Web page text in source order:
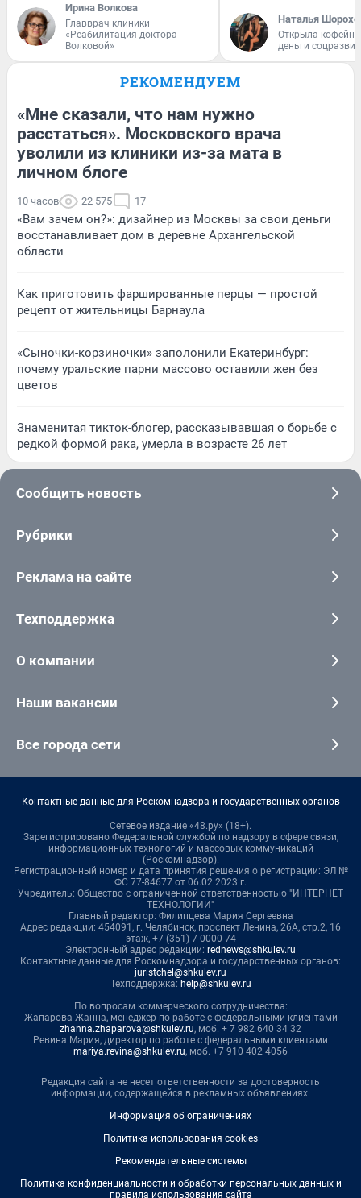
Ирина Волкова
Главврач клиники
«Реабилитация доктора
Волковой»
Наталья
Открыла
деньги
РЕКОМЕНДУЕМ
«Мне сказали, что нам нужно
расстаться». Московского врача
уволили из клиники из-за мата в
личном блоге
10 часов 22 575 17
«Вам зачем он?»: дизайнер из Москвы за свои деньги
восстанавливает дом в деревне Архангельской
области
Как приготовить фаршированные перцы — простой
рецепт от жительницы Барнаула
«Сыночки-корзиночки» заполонили Екатеринбург:
почему уральские парни массово оставили жен без
цветов
Знаменитая тикток-блогер, рассказывавшая о борьбе с
редкой формой рака, умерла в возрасте 26 лет
Сообщить новость
Рубрики
Реклама на сайте
Техподдержка
О компании
Наши вакансии
Все города сети
Контактные данные для Роскомнадзора и государственных органов
Сетевое издание «48.ру» (18+).
Зарегистрировано Федеральной службой по надзору в сфере связи,
информационных технологий и массовых коммуникаций
(Роскомнадзор).
Регистрационный номер и дата принятия решения о регистрации: ЭЛ №
ФС 77-84677 от 06.02.2023 г.
Учредитель: Общество с ограниченной ответственностью "ИНТЕРНЕТ
ТЕХНОЛОГИИ"
Главный редактор: Филипцева Мария Сергеевна
Адрес редакции: 454091, г. Челябинск, проспект Ленина, 26А, стр.2, 16
этаж, +7 (351) 7-0000-74
Электронный адрес редакции: rednews@shkulev.ru
Контактные данные для Роскомнадзора и государственных органов:
juristchel@shkulev.ru
Техподдержка: help@shkulev.ru
По вопросам коммерческого сотрудничества:
Жапарова Жанна, менеджер по работе с федеральными клиентами
zhanna.zhaparova@shkulev.ru, моб. + 7 982 640 34 32
Ревина Мария, директор по работе с федеральными клиентами
mariya.revina@shkulev.ru, моб. +7 910 402 4056
Редакция сайта не несет ответственности за достоверность
информации, содержащейся в рекламных объявлениях.
Информация об ограничениях
Политика использования cookies
Рекомендательные системы
Политика конфиденциальности и обработки персональных данных и
правила использования сайта